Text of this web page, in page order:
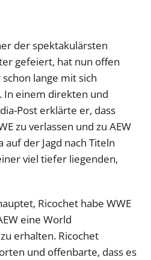
der spektakulärsten
gefeiert, hat nun offen
lange mit sich
In einem direkten und
Post erklärte er, dass
zu verlassen und zu AEW
der Jagd nach Titeln
viel tiefer liegenden,
Ricochet habe WWE
eine World
erhalten. Ricochet
und offenbarte, dass es